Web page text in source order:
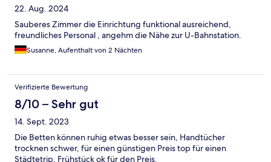
22. Aug. 2024
Sauberes Zimmer die Einrichtung funktional ausreichend,
freundliches Personal , angehm die Nähe zur U-Bahnstation.
Susanne, Aufenthalt von 2 Nächten
Verifizierte Bewertung
8/10 – Sehr gut
14. Sept. 2023
Die Betten können ruhig etwas besser sein, Handtücher
trocknen schwer, für einen günstigen Preis top für einen
Städtetrip, Frühstück ok für den Preis.